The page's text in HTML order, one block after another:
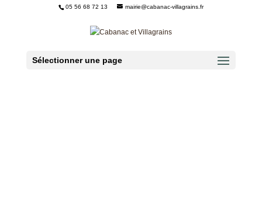
05 56 68 72 13 mairie@cabanac-villagrains.fr
Sélectionner une page